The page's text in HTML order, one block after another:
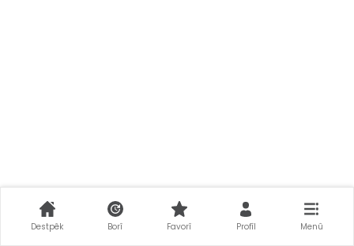
Destpêk Borî Favorî Profîl Menû